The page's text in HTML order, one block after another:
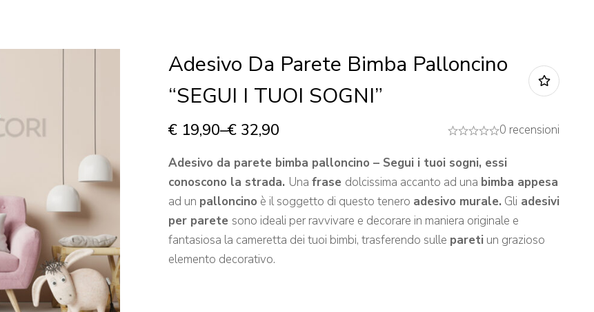
Adesivo Da Parete Bimba Palloncino
“SEGUI I TUOI SOGNI”
€ 19,90–€ 32,90 0 recensioni
Adesivo da parete bimba palloncino – Segui i tuoi sogni, essi
conoscono la strada. Una frase dolcissima accanto ad una bimba appesa
ad un palloncino è il soggetto di questo tenero adesivo murale. Gli adesivi
per parete sono ideali per ravvivare e decorare in maniera originale e
fantasiosa la cameretta dei tuoi bimbi, trasferendo sulle pareti un grazioso
elemento decorativo.